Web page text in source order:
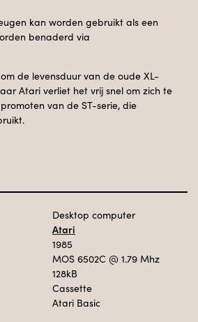
kan worden gebruikt als een
benaderd via
de levensduur van de oude XL-
Atari verliet het vrij snel om zich te
van de ST-serie, die
Desktop computer
Atari
1985
MOS 6502C @ 1.79 Mhz
128kB
Cassette
Atari Basic